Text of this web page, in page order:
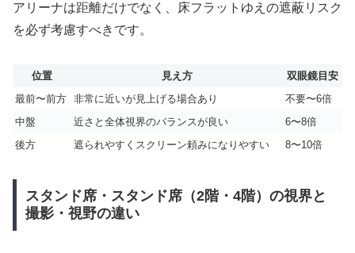
アリーナは距離だけでなく、床フラットゆえの遮蔽リスク
を必ず考慮すべきです。
位置 見え方
双眼鏡目安
最前〜前方 非常に近いが見上げる場合あり
不要〜6倍
中盤
近さと全体視界のバランスが良い
6〜8倍
後方
遮られやすくスクリーン頼みになりやすい 8〜10倍
スタンド席・スタンド席（2階・4階）の視界と
撮影・視野の違い